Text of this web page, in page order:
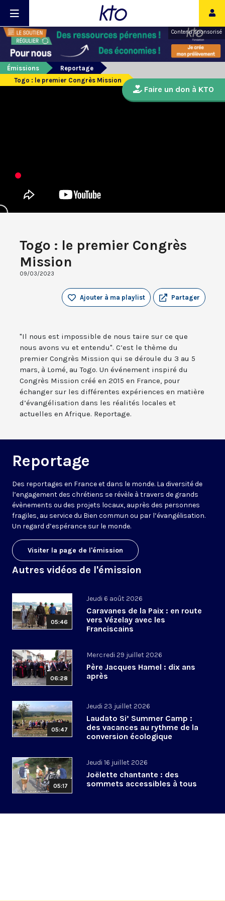
Contenu sponsorisé
Émissions
Reportage
Togo : le premier Congrès Mission
Togo : le premier Congrès
Mission
09/03/2023
Partager
Ajouter à ma playlist
"Il nous est impossible de nous taire sur ce que
nous avons vu et entendu". C’est le thème du
premier Congrès Mission qui se déroule du 3 au 5
mars, à Lomé, au Togo. Un événement inspiré du
Congrès Mission créé en 2015 en France, pour
échanger sur les différentes expériences en matière
d’évangélisation dans les réalités locales et
actuelles en Afrique. Reportage.
Reportage
Des reportages en France et dans le monde. La diversité de
l’engagement des chrétiens se révèle à travers de grands
évènements ou des projets locaux, auprès des personnes
fragiles, au service du Bien commun ou par l’évangélisation.
Un regard d’espérance sur le monde.
Visiter la page de l'émission
Autres vidéos de l'émission
05:46
Jeudi 6 août 2026
Caravanes de la Paix : en route
vers Vézelay avec les
Franciscains
06:28
Mercredi 29 juillet 2026
Père Jacques Hamel : dix ans
après
05:47
Jeudi 23 juillet 2026
Laudato Si’ Summer Camp :
des vacances au rythme de la
conversion écologique
05:17
Jeudi 16 juillet 2026
Joëlette chantante : des
sommets accessibles à tous
Faire un don à KTO